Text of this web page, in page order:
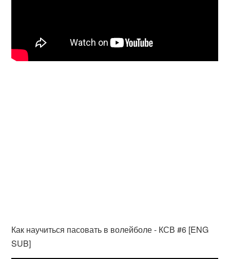
Как научиться пасовать в волейболе - КСВ #6 [ENG
SUB]